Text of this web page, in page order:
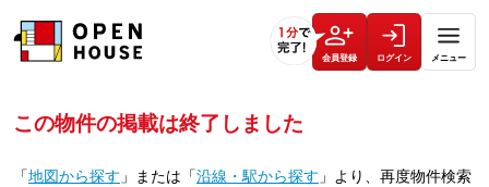
会員登録 ログイン メニュー
この物件の掲載は終了しました
「地図から探す 」 または 「沿線・駅から探す 」 より、再度物件検索